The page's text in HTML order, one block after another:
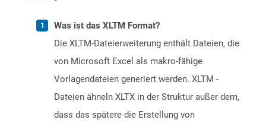
Was ist das XLTM Format?
Die XLTM-Dateierweiterung enthält Dateien, die
von Microsoft Excel als makro-fähige
Vorlagendateien generiert werden. XLTM -
Dateien ähneln XLTX in der Struktur außer dem,
dass das spätere die Erstellung von